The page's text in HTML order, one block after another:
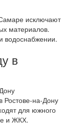
исключают
материалов.
водоснабжении.
в
Ростове-на-Дону
для южного
и ЖКХ.